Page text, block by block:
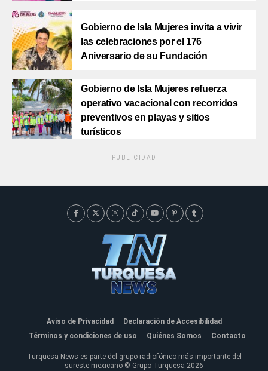
Gobierno de Isla Mujeres invita a vivir
las celebraciones por el 176
Aniversario de su Fundación
Gobierno de Isla Mujeres refuerza
operativo vacacional con recorridos
preventivos en playas y sitios
turísticos
PUBLICIDAD
Aviso de Privacidad
Declaración de Accesibilidad
Términos y condiciones de uso
Quiénes Somos Contacto
Turquesa News es parte del grupo radiofónico más importante del
sureste mexicano © Grupo Turquesa 2026